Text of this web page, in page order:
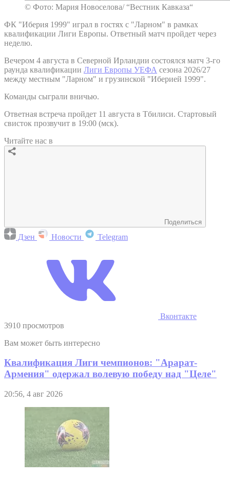
© Фото: Мария Новоселова/ “Вестник Кавказа“
ФК "Иберия 1999" играл в гостях с "Ларном" в рамках
квалификации Лиги Европы. Ответный матч пройдет через
неделю.
Вечером 4 августа в Северной Ирландии состоялся матч 3-го
раунда квалификации Лиги Европы УЕФА сезона 2026/27
между местным "Ларном" и грузинской "Иберией 1999".
Команды сыграли вничью.
Ответная встреча пройдет 11 августа в Тбилиси. Стартовый
свисток прозвучит в 19:00 (мск).
Читайте нас в
Поделиться
Дзен Новости Telegram
Вконтакте
3910 просмотров
Вам может быть интересно
Квалификация Лиги чемпионов: "Арарат-
Армения" одержал волевую победу над "Целе"
20:56, 4 авг 2026